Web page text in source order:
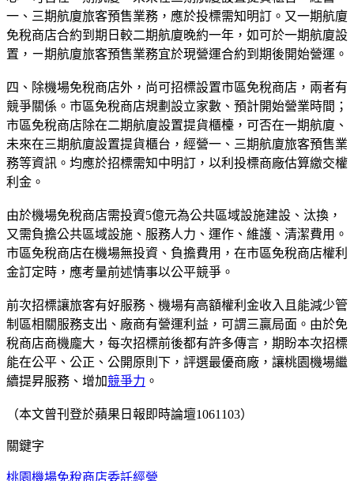
一、三期航廈旅客預售業務，應於投標需知明訂。又一期航廈
免稅商店合約到期日較二期航廈晚約一年，如可於一期航廈設
置，ㄧ期航廈旅客預售業務宜於現營運合約到期後開始營運。
四、除機場免稅商店外，尚可招標設置市區免稅商店，兩者有
競爭關係。市區免稅商店規劃設立家數、預計開始營業時間；
市區免稅商店除在二期航廈設置提貨櫃檯，可否在一期航廈、
未來在三期航廈設置提貨櫃台，經營一、三期航廈旅客預售業
務等資訊。均應於招標需知中明訂，以利投標商廠估算繳交權
利金。
由於機場免稅商店需投資5億元為公共區域設施建設、汰換，
又需負擔公共區域設施、服務人力、運作、維護、清潔費用。
市區免稅商店在機場無投資、負擔費用，在市區免稅商店權利
金訂定時，應考量前述情事以公平競爭。
前次招標讓旅客有好服務、機場有高額權利金收入且能減少管
制區相關服務支出、廠商有營運利益，可謂三贏局面。由於免
稅商店商機龐大，每次招標前後都有許多傳言，期盼本次招標
能在公平、公正、公開原則下，評選最優商廠，讓桃園機場繼
續提昇服務、增加競爭力 。
（本文曾刊登於蘋果日報即時論壇1061103）
關鍵字
桃園機場免稅商店委託經營